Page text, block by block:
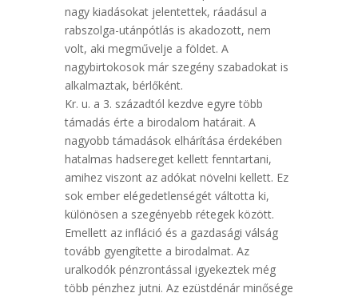
nagy kiadásokat jelentettek, ráadásul a
rabszolga-utánpótlás is akadozott, nem
volt, aki megművelje a földet. A
nagybirtokosok már szegény szabadokat is
alkalmaztak, bérlőként.
Kr. u. a 3. századtól kezdve egyre több
támadás érte a birodalom határait. A
nagyobb támadások elhárítása érdekében
hatalmas hadsereget kellett fenntartani,
amihez viszont az adókat növelni kellett. Ez
sok ember elégedetlenségét váltotta ki,
különösen a szegényebb rétegek között.
Emellett az infláció és a gazdasági válság
tovább gyengítette a birodalmat. Az
uralkodók pénzrontással igyekeztek még
több pénzhez jutni. Az ezüstdénár minősége